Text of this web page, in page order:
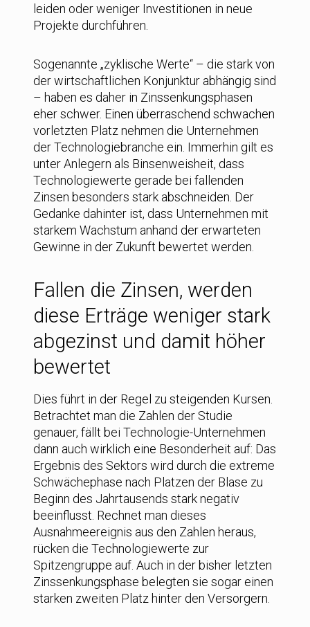
leiden oder weniger Investitionen in neue
Projekte durchführen.
Sogenannte „zyklische Werte“ – die stark von
der wirtschaftlichen Konjunktur abhängig sind
– haben es daher in Zinssenkungsphasen
eher schwer. Einen überraschend schwachen
vorletzten Platz nehmen die Unternehmen
der Technologiebranche ein. Immerhin gilt es
unter Anlegern als Binsenweisheit, dass
Technologiewerte gerade bei fallenden
Zinsen besonders stark abschneiden. Der
Gedanke dahinter ist, dass Unternehmen mit
starkem Wachstum anhand der erwarteten
Gewinne in der Zukunft bewertet werden.
Fallen die Zinsen, werden
diese Erträge weniger stark
abgezinst und damit höher
bewertet
Dies führt in der Regel zu steigenden Kursen.
Betrachtet man die Zahlen der Studie
genauer, fällt bei Technologie-Unternehmen
dann auch wirklich eine Besonderheit auf: Das
Ergebnis des Sektors wird durch die extreme
Schwächephase nach Platzen der Blase zu
Beginn des Jahrtausends stark negativ
beeinflusst. Rechnet man dieses
Ausnahmeereignis aus den Zahlen heraus,
rücken die Technologiewerte zur
Spitzengruppe auf. Auch in der bisher letzten
Zinssenkungsphase belegten sie sogar einen
starken zweiten Platz hinter den Versorgern.